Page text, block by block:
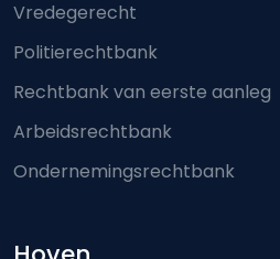
Vredegerecht
Politierechtbank
Rechtbank van eerste aanleg
Arbeidsrechtbank
Ondernemingsrechtbank